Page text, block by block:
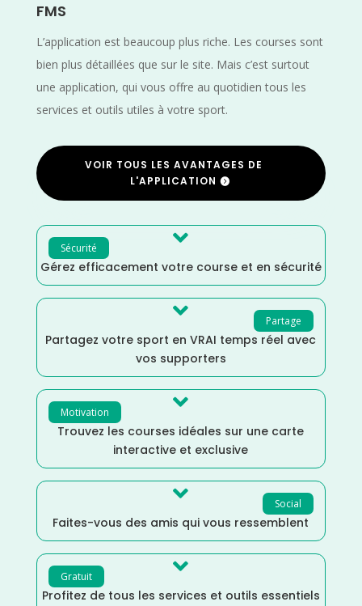
FMS
L’application est beaucoup plus riche. Les courses sont
bien plus détaillées que sur le site. Mais c’est surtout
une application, qui vous offre au quotidien tous les
services et outils utiles à votre sport.
VOIR TOUS LES AVANTAGES DE
L'APPLICATION
Sécurité 
Gérez efficacement votre course et en sécurité
Partage

Partagez votre sport en VRAI temps réel avec
vos supporters
Motivation 
Trouvez les courses idéales sur une carte
interactive et exclusive
Social

Faites-vous des amis qui vous ressemblent
Gratuit 
Profitez de tous les services et outils essentiels